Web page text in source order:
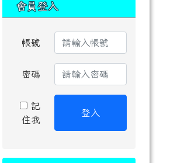
會員登入
帳號
密碼
記
住我
登入